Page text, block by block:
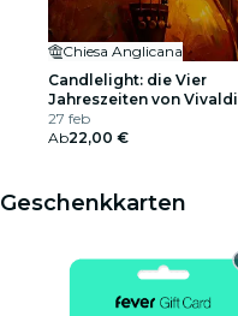
Chiesa Anglicana
Candlelight: die Vier
Jahreszeiten von Vivaldi
27 feb
Ab22,00 €
Geschenkkarten